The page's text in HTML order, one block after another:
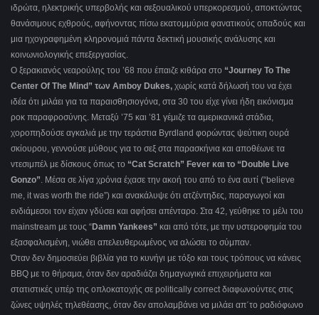
ιδρώτα, ηλεκτρικής υπερβολής και σεξουαλικού υπερκορεσμού, αποκτώντας
θανάσιμους εχθρούς, αφήνοντας πίσω εκατομμύρια φανατικούς οπαδούς και
μια ηχογραφημένη κληρονομιά πάντα δεκτική μουσικής ανάλυσης και
κοινωνιολογικής επεξεργασίας.
Ο ξερακιανός νεαρούλης του ’68 που έπαιζε κιθάρα στο “Journey To The
Center Of The Mind” των Amboy Dukes, χωρίς κατά δήλωσή του να έχει
ιδέα ότι μιλάει για τα παραισθησιογόνα, στα 30 του είχε γίνει ήδη εικόνισμα
ροκ παραφροσύνης. Μεταξύ ’75 και ’81 γέμιζε τα αμερικανικά στάδια,
χοροπηδούσε αγκαλιά με την τεράστια Byrdland φορώντας ψεύτικη ουρά
σκίουρου, γεννούσε μύθους για το σεξ στα παρασκήνια και αποθέωνε τα
ντεσιμπέλ με δίσκους όπως το “Cat Scratch” Fever και το “Double Live
Gonzo”. Μέσα σε λίγα χρόνια έχασε την ακοή του από το ένα αυτί (“believe
me, it was worth the ride”) και ανακάλυψε ότι ατζέντηδες, παραγωγοί και
ενδιάμεσοι τον είχαν γδύσει και αφήσει απένταρο. Στα 42, γεύθηκε το μέλι του
mainstream με τους “Damn Yankees” και από τότε, με την υστεροφημία του
εξασφαλισμένη, νιώθει απελευθερωμένος να αλώσει το σύμπαν.
Όταν δεν δημοσιεύει βιβλία για το κυνήγι με τόξο και τους τρόπους να κάνεις
BBQ με το θήραμα, όταν δεν αραδιάζει δημαγωγικά επιχειρήματα και
στατιστικές υπέρ της οπλοκατοχής σε politically correct διαφωνούντες στις
ζώνες υψηλές τηλεθέασης, όταν δεν απολαμβάνει να μιλάει απ΄το ραδιόφωνο